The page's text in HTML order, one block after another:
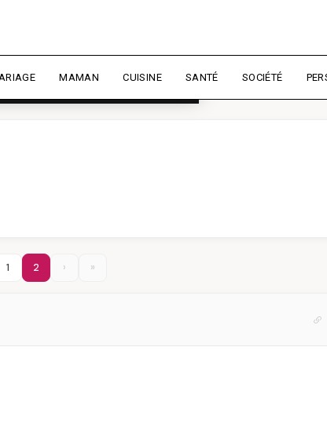
et mesurer l'audience.
MAMAN CUISINE SANTÉ SOCIÉTÉ
1 2 › »